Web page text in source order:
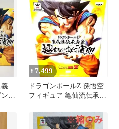
義
ボ
¥ 7,499
ドラゴンボールZ 孫悟空
フィギュア 亀仙流伝承奥